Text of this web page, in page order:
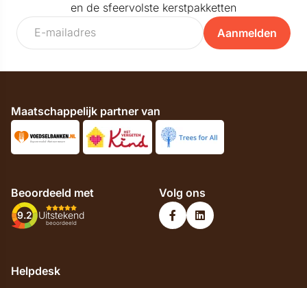
en de sfeervolste kerstpakketten
Aanmelden
Maatschappelijk partner van
Beoordeeld met
9.2 Uitstekend
beoordeeld
Volg ons
Helpdesk